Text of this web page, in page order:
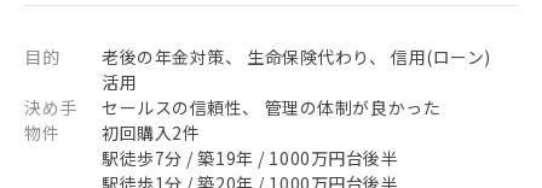
目的
老後の年金対策、 生命保険代わり、 信用(ローン)
活用
決め手
セールスの信頼性、 管理の体制が良かった
物件
初回購入2件
駅徒歩7分 / 築19年 / 1000万円台後半
駅徒歩1分 / 築20年 / 1000万円台後半